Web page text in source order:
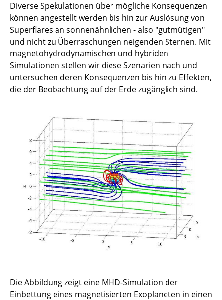
Diverse Spekulationen über mögliche Konsequenzen
können angestellt werden bis hin zur Auslösung von
Superflares an sonnenähnlichen - also "gutmütigen"
und nicht zu Überraschungen neigenden Sternen. Mit
magnetohydrodynamischen und hybriden
Simulationen stellen wir diese Szenarien nach und
untersuchen deren Konsequenzen bis hin zu Effekten,
die der Beobachtung auf der Erde zugänglich sind.
Die Abbildung zeigt eine MHD-Simulation der
Einbettung eines magnetisierten Exoplaneten in einen